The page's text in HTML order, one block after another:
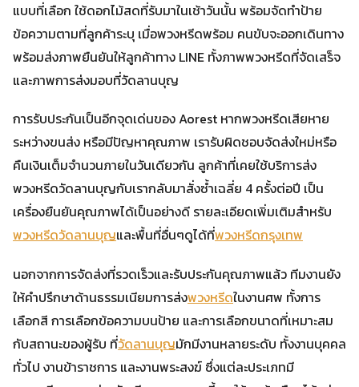
แบบที่เลือก ใช้ดอกไม้สดที่รับมาในเช้าวันนั้น พร้อมจัดทำป้าย
ข้อความตามที่ลูกค้าระบุ เมื่อพวงหรีดพร้อม คนขับจะออกเดินทาง
พร้อมส่งภาพยืนยันให้ลูกค้าทาง LINE ทั้งภาพพวงหรีดที่จัดเสร็จ
และภาพการส่งมอบที่วัดลานบุญ
การรับประกันเป็นอีกจุดเด่นของ Aorest หากพวงหรีดเสียหาย
ระหว่างขนส่ง หรือมีปัญหาคุณภาพ เรารับผิดชอบจัดส่งใหม่หรือ
คืนเงินเต็มจำนวนภายในวันเดียวกัน ลูกค้าที่เคยใช้บริการส่ง
พวงหรีดวัดลานบุญกับเรากลับมาสั่งซ้ำเฉลี่ย 4 ครั้งต่อปี เป็น
เครื่องยืนยันคุณภาพได้เป็นอย่างดี รายละเอียดเพิ่มเติมสำหรับ
พวงหรีดวัดลานบุญและพื้นที่อื่นๆดูได้ที่พวงหรีดกรุงเทพ
นอกจากการจัดส่งที่รวดเร็วและรับประกันคุณภาพแล้ว ทีมงานยัง
ให้คำปรึกษาด้านธรรมเนียมการส่งพวงหรีดในงานศพ ทั้งการ
เลือกสี การเลือกข้อความบนป้าย และการเลือกขนาดที่เหมาะสม
กับสถานะของผู้รับ ที่วัดลานบุญมักมีงานหลายระดับ ทั้งงานบุคคล
ทั่วไป งานข้าราชการ และงานพระสงฆ์ ซึ่งแต่ละประเภทมี